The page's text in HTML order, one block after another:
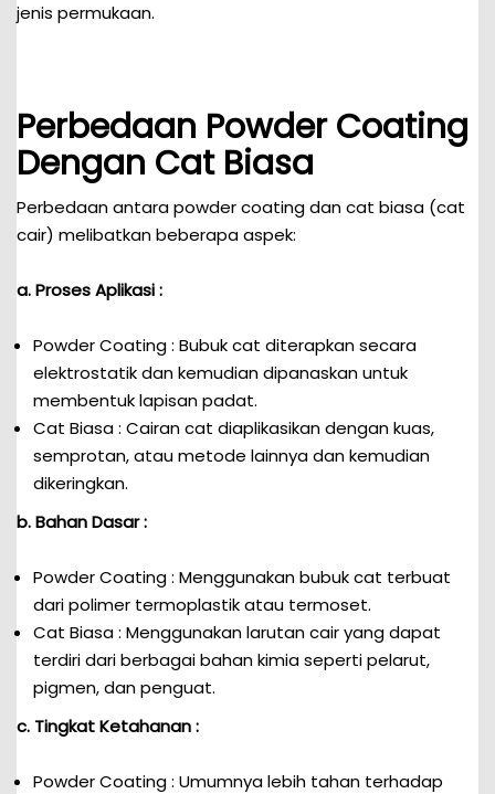
jenis permukaan.
Perbedaan Powder Coating
Dengan Cat Biasa
Perbedaan antara powder coating dan cat biasa (cat
cair) melibatkan beberapa aspek:
a. Proses Aplikasi :
Powder Coating : Bubuk cat diterapkan secara
elektrostatik dan kemudian dipanaskan untuk
membentuk lapisan padat.
Cat Biasa : Cairan cat diaplikasikan dengan kuas,
semprotan, atau metode lainnya dan kemudian
dikeringkan.
b. Bahan Dasar :
Powder Coating : Menggunakan bubuk cat terbuat
dari polimer termoplastik atau termoset.
Cat Biasa : Menggunakan larutan cair yang dapat
terdiri dari berbagai bahan kimia seperti pelarut,
pigmen, dan penguat.
c. Tingkat Ketahanan :
Powder Coating : Umumnya lebih tahan terhadap